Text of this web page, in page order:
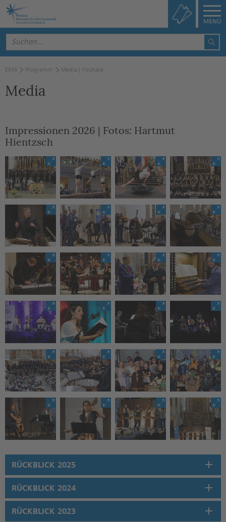
EKM Programm Media | Youtube
Media
Impressionen 2026 | Fotos: Hartmut
Hientzsch
RÜCKBLICK 2025
RÜCKBLICK 2024
RÜCKBLICK 2023